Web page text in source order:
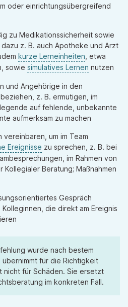
oder einrichtungsübergreifend
zu Medikationssicherheit sowie
dazu z. B. auch Apotheke und Arzt
kurze Lerneinheiten, etwa
sowie simulatives Lernen nutzen
und Angehörige in den
z. B. ermutigen, im
auf fehlende, unbekannte
aufmerksam zu machen
um im Team
Ereignisse zu sprechen, z. B. bei
im Rahmen von
Kollegialer Beratung; Maßnahmen
Gespräch
die direkt am Ereignis
wurde nach bestem
übernimmt für die Richtigkeit
nicht für Schäden. Sie ersetzt
im konkreten Fall.